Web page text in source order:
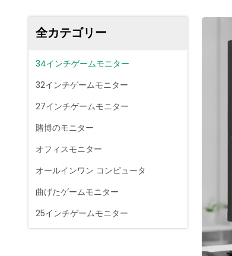
全カテゴリー
34インチゲームモニター
32インチゲームモニター
27インチゲームモニター
賭博のモニター
オフィスモニター
オールインワン コンピュータ
曲げたゲームモニター
25インチゲームモニター